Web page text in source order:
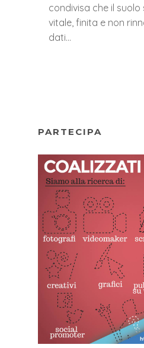
condivisa che il
vitale, finita e non
dati…
PARTECIPA